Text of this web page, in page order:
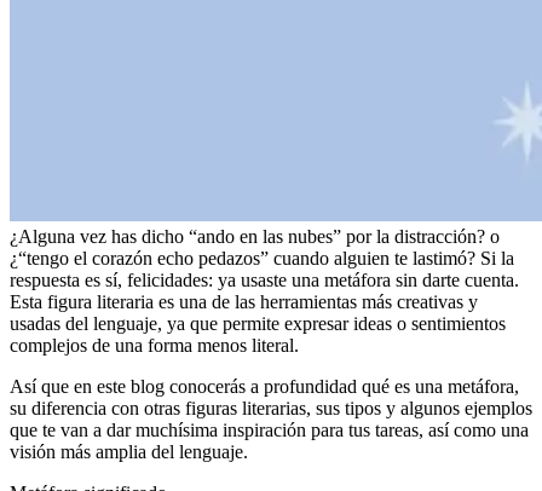
¿Alguna vez has dicho “ando en las nubes” por la distracción? o
¿“tengo el corazón echo pedazos” cuando alguien te lastimó? Si la
respuesta es sí, felicidades: ya usaste una metáfora sin darte cuenta.
Esta figura literaria es una de las herramientas más creativas y
usadas del lenguaje, ya que permite expresar ideas o sentimientos
complejos de una forma menos literal.
Así que en este blog conocerás a profundidad qué es una metáfora,
su diferencia con otras figuras literarias, sus tipos y algunos ejemplos
que te van a dar muchísima inspiración para tus tareas, así como una
visión más amplia del lenguaje.